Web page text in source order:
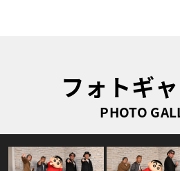
フォトギ
PHOTO